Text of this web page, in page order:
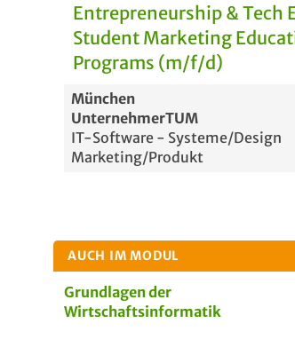
Entrepreneurship & Tech
Student Marketing
Programs (m/f/d)
München
UnternehmerTUM
IT-Software - Systeme/Design
Marketing/Produkt
AUCH IM MODUL
Grundlagen der
Wirtschaftsinformatik